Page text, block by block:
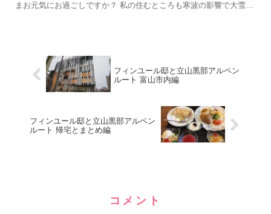
まお元気にお過ごしですか？ 私の住むところも寒波の影響で大雪や
フィンユール邸と立山黒部アルペン
ルート 富山市内編
フィンユール邸と立山黒部アルペン
ルート 帰宅とまとめ編
コメント